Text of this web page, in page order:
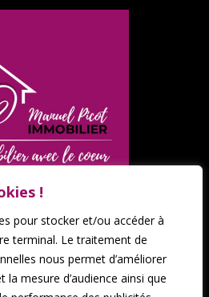
!
pour stocker et/ou accéder à
terminal. Le traitement de
nous permet d’améliorer
la mesure d’audience ainsi que